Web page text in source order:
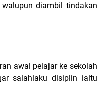
diambil tindakan
awal pelajar ke sekolah
salahlaku disiplin iaitu